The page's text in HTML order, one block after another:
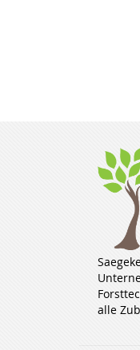
alle